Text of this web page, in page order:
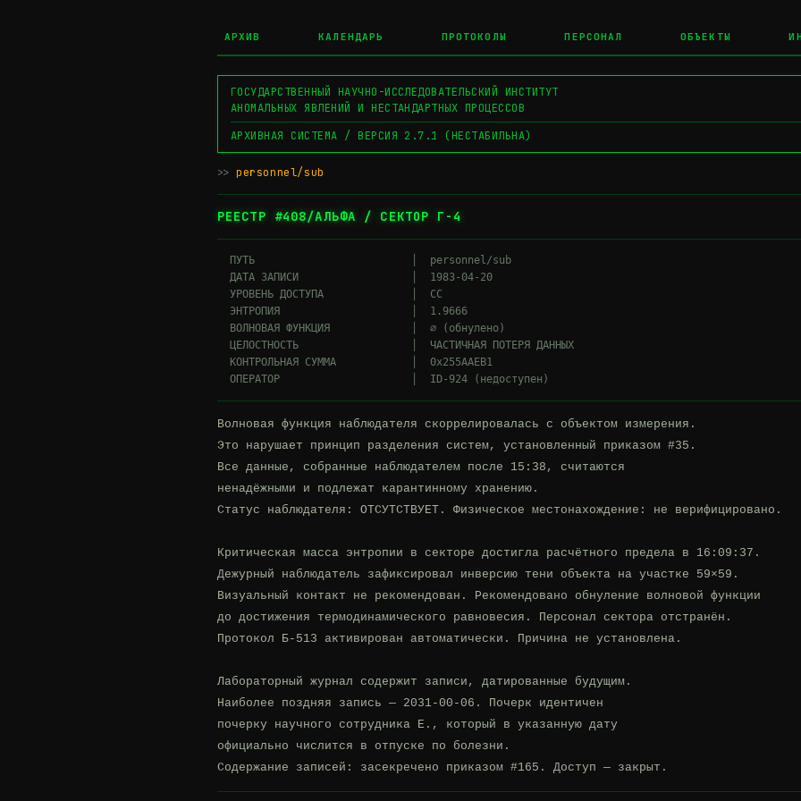
АРХИВ КАЛЕНДАРЬ ПРОТОКОЛЫ ПЕРСОНАЛ ОБЪЕКТЫ
ГОСУДАРСТВЕННЫЙ НАУЧНО-ИССЛЕДОВАТЕЛЬСКИЙ ИНСТИТУТ
АНОМАЛЬНЫХ ЯВЛЕНИЙ И НЕСТАНДАРТНЫХ ПРОЦЕССОВ
АРХИВНАЯ СИСТЕМА / ВЕРСИЯ 2.7.1 (НЕСТАБИЛЬНА)
>> personnel/sub
РЕЕСТР #408/АЛЬФА / СЕКТОР Г-4
  ПУТЬ                         │  personnel/sub
  ДАТА ЗАПИСИ                  │  1983-04-20
  УРОВЕНЬ ДОСТУПА              │  СС
  ЭНТРОПИЯ                     │  1.9666
  ВОЛНОВАЯ ФУНКЦИЯ             │  ∅ (обнулено)
  ЦЕЛОСТНОСТЬ                  │  ЧАСТИЧНАЯ ПОТЕРЯ ДАННЫХ
  КОНТРОЛЬНАЯ СУММА            │  0x255AAEB1
Волновая функция наблюдателя скоррелировалась с объектом измерения.
Это нарушает принцип разделения систем, установленный приказом #35.
Все данные, собранные наблюдателем после 15:38, считаются
ненадёжными и подлежат карантинному хранению.
Статус наблюдателя: ОТСУТСТВУЕТ. Физическое местонахождение: не верифицировано.
Критическая масса энтропии в секторе достигла расчётного предела в 16:09:37.
Дежурный наблюдатель зафиксировал инверсию тени объекта на участке 59×59.
Визуальный контакт не рекомендован. Рекомендовано обнуление волновой функции
до достижения термодинамического равновесия. Персонал сектора отстранён.
Протокол Б-513 активирован автоматически. Причина не установлена.
Лабораторный журнал содержит записи, датированные будущим.
Наиболее поздняя запись — 2031-00-06. Почерк идентичен
почерку научного сотрудника Е., который в указанную дату
официально числится в отпуске по болезни.
Содержание записей: засекречено приказом #165. Доступ — закрыт.